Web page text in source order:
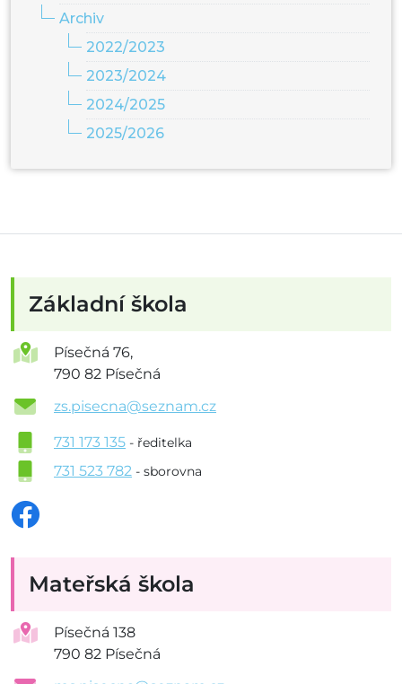
Archiv
2022/2023
2023/2024
2024/2025
2025/2026
Základní škola
Písečná 76,
790 82 Písečná
zs.pisecna@seznam.cz
731 173 135 - ředitelka
731 523 782 - sborovna
Mateřská škola
Písečná 138
790 82 Písečná